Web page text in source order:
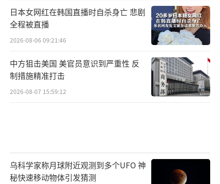
日本女网红在韩国直播时自杀身亡 悲剧
全程被直播
2026-08-06 09:21:46
中方狙击美国 美官员意识到严重性 反
制措施精准打击
2026-08-07 15:59:12
乌科学家称月球附近观测到多个UFO 神
秘快速移动物体引发猜测